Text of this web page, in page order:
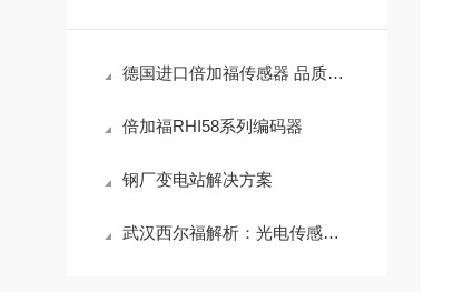
德国进口倍加福传感器 品质服务 优质售后就在武汉西尔福
倍加福RHI58系列编码器
钢厂变电站解决方案
武汉西尔福解析：光电传感器的工作原理